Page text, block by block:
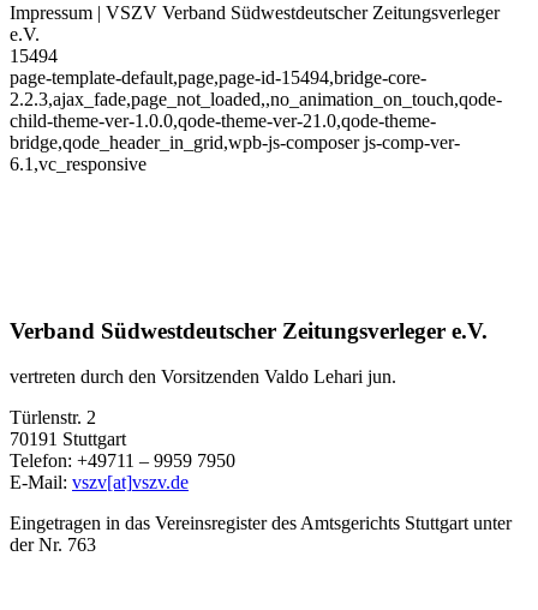
Impressum | VSZV Verband Südwestdeutscher Zeitungsverleger
e.V.
15494
page-template-default,page,page-id-15494,bridge-core-
2.2.3,ajax_fade,page_not_loaded,,no_animation_on_touch,qode-
child-theme-ver-1.0.0,qode-theme-ver-21.0,qode-theme-
bridge,qode_header_in_grid,wpb-js-composer js-comp-ver-
6.1,vc_responsive
Verband Südwestdeutscher Zeitungsverleger e.V.
vertreten durch den Vorsitzenden Valdo Lehari jun.
Türlenstr. 2
70191 Stuttgart
Telefon: +49711 – 9959 7950
E-Mail: vszv[at]vszv.de
Eingetragen in das Vereinsregister des Amtsgerichts Stuttgart unter
der Nr. 763